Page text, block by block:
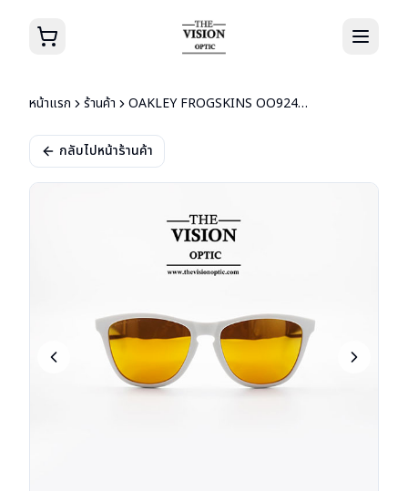
หน้าแรก ร้านค้า OAKLEY FROGSKINS OO9245-D954
กลับไปหน้าร้านค้า